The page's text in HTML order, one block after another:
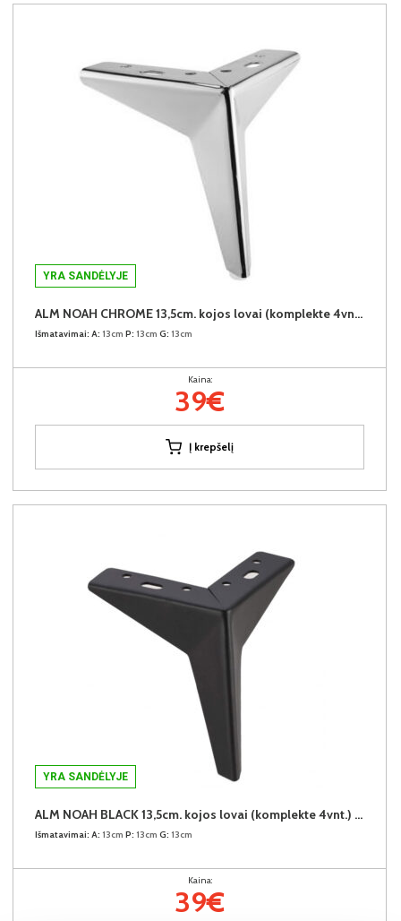
YRA SANDĖLYJE
ALM NOAH CHROME 13,5cm. kojos lovai (komplekte 4vnt.) +39€
Išmatavimai: A: 13cm P: 13cm G: 13cm
Kaina:
39€
Į krepšelį
YRA SANDĖLYJE
ALM NOAH BLACK 13,5cm. kojos lovai (komplekte 4vnt.) +39€
Išmatavimai: A: 13cm P: 13cm G: 13cm
Kaina:
39€